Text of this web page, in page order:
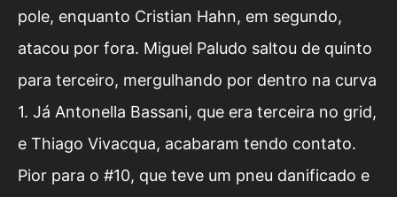
pole, enquanto Cristian Hahn, em segundo,
atacou por fora. Miguel Paludo saltou de quinto
para terceiro, mergulhando por dentro na curva
1. Já Antonella Bassani, que era terceira no grid,
e Thiago Vivacqua, acabaram tendo contato.
Pior para o #10, que teve um pneu danificado e